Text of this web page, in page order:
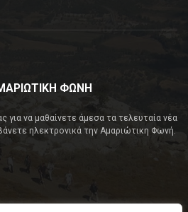
ΦΩΝΗ
για να μαθαίνετε άμεσα τα τελευταία νέα
ηλεκτρονικά την Αμαριώτικη Φωνή.